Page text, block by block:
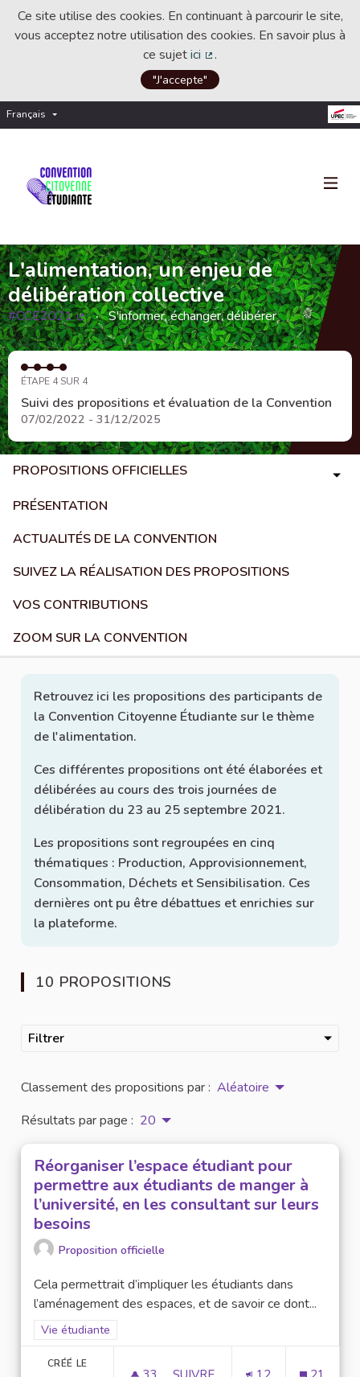
Ce site utilise des cookies. En continuant à parcourir le site,
vous acceptez notre utilisation des cookies. En savoir plus à
ce sujetici
(Lien externe)
.
"J'accepte"
Français Choisir la langue
L'alimentation, un enjeu de
délibération collective
#CCE2021
(Lien externe)
S'informer, échanger, délibérer
ÉTAPE 4 SUR 4
Suivi des propositions et évaluation de la Convention
07/02/2022 - 31/12/2025
PROPOSITIONS OFFICIELLES
PRÉSENTATION
ACTUALITÉS DE LA CONVENTION
SUIVEZ LA RÉALISATION DES PROPOSITIONS
VOS CONTRIBUTIONS
ZOOM SUR LA CONVENTION
Retrouvez ici les propositions des participants de
la Convention Citoyenne Étudiante sur le thème
de l'alimentation.
Ces différentes propositions ont été élaborées et
délibérées au cours des trois journées de
délibération du 23 au 25 septembre 2021.
Les propositions sont regroupées en cinq
thématiques : Production, Approvisionnement,
Consommation, Déchets et Sensibilisation. Ces
dernières ont pu être débattues et enrichies sur
la plateforme.
10 PROPOSITIONS
Filtrer
Classement des propositions par : Aléatoire
Résultats par page : 20
Réorganiser l’espace étudiant pour
permettre aux étudiants de manger à
l’université, en les consultant sur leurs
besoins
Proposition officielle
Cela permettrait d’impliquer les étudiants dans
l’aménagement des espaces, et de savoir ce dont...
Filtrer les résultats de la catégorie : Vie étudiante
Vie étudiante
CRÉÉ LE